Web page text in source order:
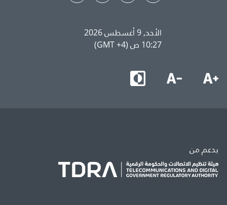
الأحد, 9 أغسطس 2026
10:27 ص (GMT +4)
بدعم من